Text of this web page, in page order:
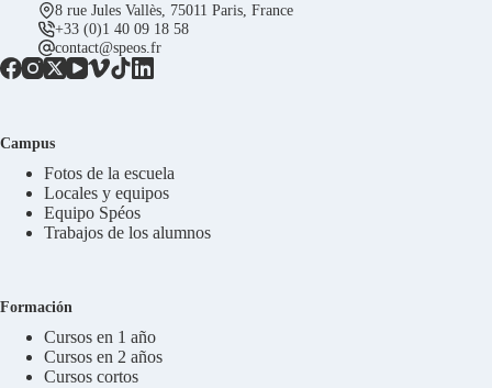
8 rue Jules Vallès, 75011 Paris, France
+33 (0)1 40 09 18 58
contact@speos.fr
Campus
Fotos de la escuela
Locales y equipos
Equipo Spéos
Trabajos de los alumnos
Formación
Cursos en 1 año
Cursos en 2 años
Cursos cortos